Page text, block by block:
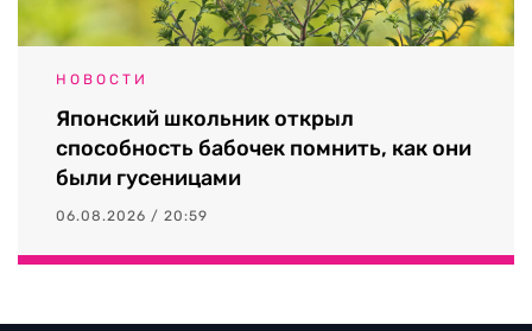
НОВОСТИ
Японский школьник открыл
способность бабочек помнить, как они
были гусеницами
06.08.2026 / 20:59